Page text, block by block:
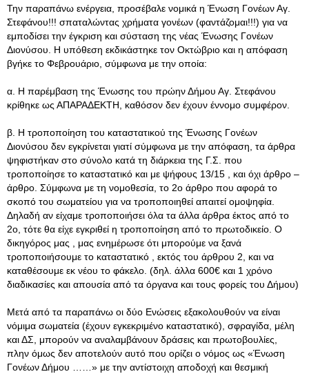
Την παραπάνω ενέργεια, προσέβαλε νομικά η Ένωση Γονέων Αγ.
Στεφάνου!!! σπαταλώντας χρήματα γονέων (φαντάζομαι!!!) για να
εμποδίσει την έγκριση και σύσταση της νέας Ένωσης Γονέων
Διονύσου. Η υπόθεση εκδικάστηκε τον Οκτώβριο και η απόφαση
βγήκε το Φεβρουάριο, σύμφωνα με την οποία:
α. Η παρέμβαση της Ένωσης του πρώην Δήμου Αγ. Στεφάνου
κρίθηκε ως ΑΠΑΡΑΔΕΚΤΗ, καθόσον δεν έχουν έννομο συμφέρον.
β. Η τροποποίηση του καταστατικού της Ένωσης Γονέων
Διονύσου δεν εγκρίνεται γιατί σύμφωνα με την απόφαση, τα άρθρα
ψηφιστήκαν στο σύνολο κατά τη διάρκεια της Γ.Σ. που
τροποποίησε το καταστατικό και με ψήφους 13/15 , και όχι άρθρο –
άρθρο. Σύμφωνα με τη νομοθεσία, το 2ο άρθρο που αφορά το
σκοπό του σωματείου για να τροποποιηθεί απαιτεί ομοψηφία.
Δηλαδή αν είχαμε τροποποιήσει όλα τα άλλα άρθρα έκτος από το
2ο, τότε θα είχε εγκριθεί η τροποποίηση από το πρωτοδικείο. Ο
δικηγόρος μας , μας ενημέρωσε ότι μπορούμε να ξανά
τροποποιήσουμε το καταστατικό , εκτός του άρθρου 2, και να
καταθέσουμε εκ νέου το φάκελο. (δηλ. άλλα 600€ και 1 χρόνο
διαδικασίες και απουσία από τα όργανα και τους φορείς του Δήμου)
Μετά από τα παραπάνω οι δύο Ενώσεις εξακολουθούν να είναι
νόμιμα σωματεία (έχουν εγκεκριμένο καταστατικό), σφραγίδα, μέλη
και ΔΣ, μπορούν να αναλαμβάνουν δράσεις και πρωτοβουλίες,
πλην όμως δεν αποτελούν αυτό που ορίζει ο νόμος ως «Ένωση
Γονέων Δήμου ……» με την αντίστοιχη αποδοχή και θεσμική